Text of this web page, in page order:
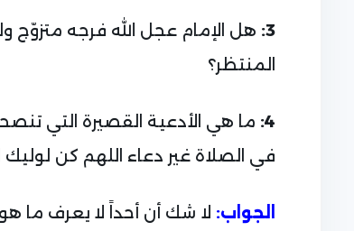
3: هل الإمام عجل الله فرجه
المنتظر؟
4: ما هي الأدعية القصيرة التي
في الصلاة غير دعاء اللهم كن
الجواب: لا شك أن أحداً لا يعرف ما